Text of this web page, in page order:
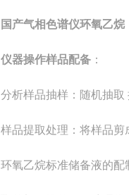
国产气相色谱仪环氧乙烷
仪器操作样品配备 ：
分析样品抽样 ：随机抽取
样品提取处理 ：将样品
环氧乙烷标准储备液的配